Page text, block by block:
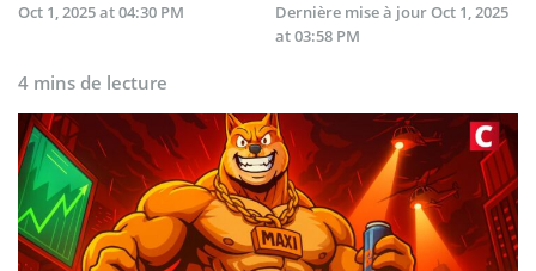
Oct 1, 2025 at 04:30 PM
Dernière mise à jourOct 1, 2025
at 03:58 PM
4 mins de lecture